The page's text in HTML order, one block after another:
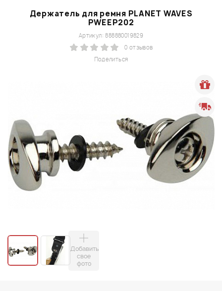
Держатель для ремня PLANET WAVES
PWEEP202
Поделиться
Артикул: 888880019829
0 отзывов
Добавить
свое
фото